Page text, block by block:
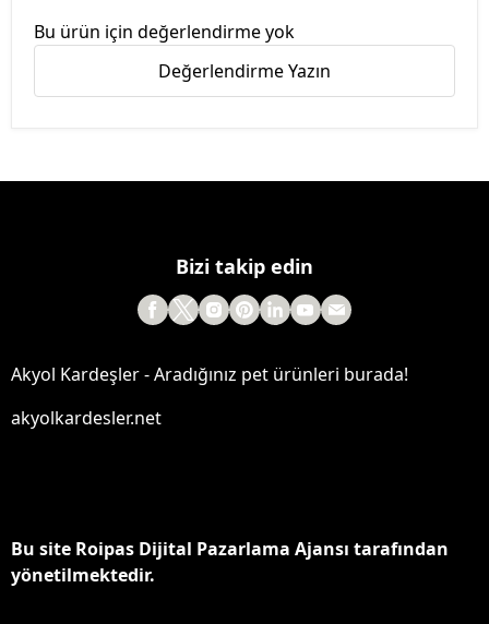
Bu ürün için değerlendirme yok
Değerlendirme Yazın
Bizi takip edin
Akyol Kardeşler - Aradığınız pet ürünleri burada!
akyolkardesler.net
Bu site Roipas Dijital Pazarlama Ajansı tarafından
yönetilmektedir.